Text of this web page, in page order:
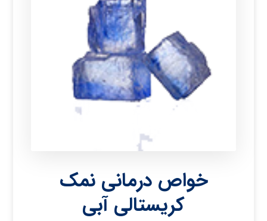
خواص درمانی نمک
کریستالی آبی